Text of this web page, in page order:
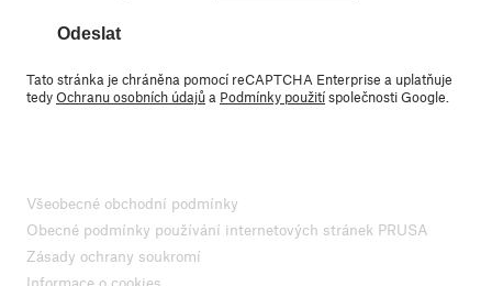
Odeslat
Tato stránka je chráněna pomocí reCAPTCHA Enterprise a uplatňuje
tedyOchranu osobních údajůa Podmínky použitíspolečnosti Google.
Všeobecné obchodní podmínky
Obecné podmínky používání internetových stránek PRUSA
Zásady ochrany soukromí
Informace o cookies